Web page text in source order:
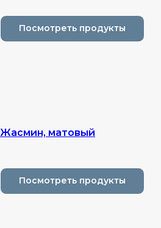
Посмотреть продукты
Жасмин, матовый
Посмотреть продукты